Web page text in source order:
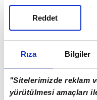
Rıza Bilgiler
"Sitelerimizde reklam
yürütülmesi amaçları
Reddet
Flaman Bölgesi’ni
bir tercihlerini
ileri sürdüğü
öncesinde ocak
N-VA
açılacak.\n\n \n\n